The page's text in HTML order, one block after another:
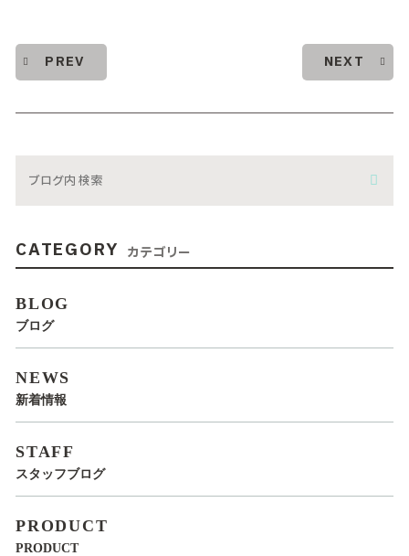
PREV NEXT
CATEGORY カテゴリー
BLOG
ブログ
NEWS
新着情報
STAFF
スタッフブログ
PRODUCT
PRODUCT